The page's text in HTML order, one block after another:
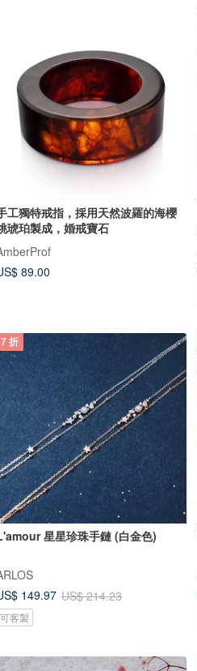
工獨特戒指，採用天然波羅的海櫻
琥珀製成，婚戒寶石
89.00
7 折
星星珍珠手鏈 (白金色)
149.97 US$ 214.23
可客製